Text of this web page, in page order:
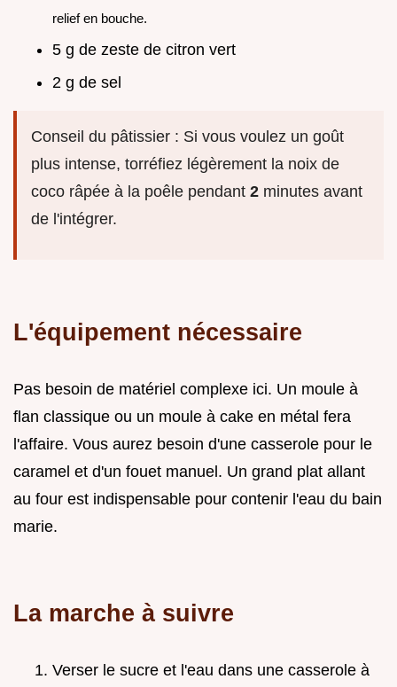
relief en bouche.
5 g de zeste de citron vert
2 g de sel
Conseil du pâtissier : Si vous voulez un goût
plus intense, torréfiez légèrement la noix de
coco râpée à la poêle pendant 2 minutes avant
de l'intégrer.
L'équipement nécessaire
Pas besoin de matériel complexe ici. Un moule à
flan classique ou un moule à cake en métal fera
l'affaire. Vous aurez besoin d'une casserole pour le
caramel et d'un fouet manuel. Un grand plat allant
au four est indispensable pour contenir l'eau du bain
marie.
La marche à suivre
Verser le sucre et l'eau dans une casserole à